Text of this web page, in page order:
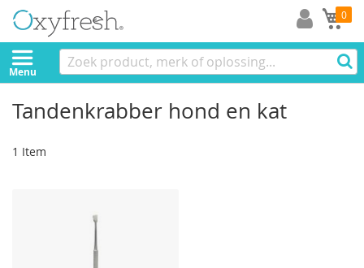
0
Menu
Tandenkrabber hond en kat
1 Item